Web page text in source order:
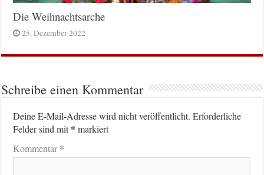
Die Weihnachtsarche
25. Dezember 2022
Schreibe einen Kommentar
Deine E-Mail-Adresse wird nicht veröffentlicht. Erforderliche
Felder sind mit* markiert
Kommentar*